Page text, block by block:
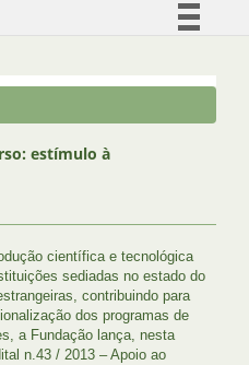
Comunica BR
Acesso à informação
estímulo à
científica e tecnológica
sediadas no estado do
contribuindo para
dos programas de
a Fundação lança, nesta
n.43 / 2013 – Apoio ao